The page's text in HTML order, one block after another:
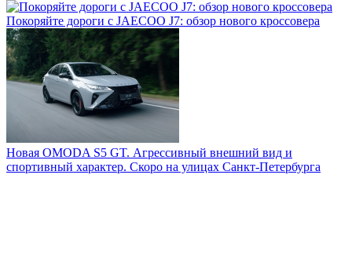
Покоряйте дороги с JAECOO J7: обзор нового кроссовера
Новая OMODA S5 GT. Агрессивный внешний вид и
спортивный характер. Скоро на улицах Санкт-Петербурга